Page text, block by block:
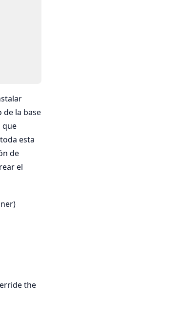
la base
que
esta
de
el
the